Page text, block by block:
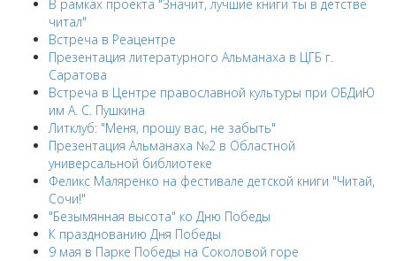
В рамках проекта "Значит, лучшие книги ты в детстве
читал"
Встреча в Реацентре
Презентация литературного Альманаха в ЦГБ г.
Саратова
Встреча в Центре православной культуры при ОБДиЮ
им А. С. Пушкина
Литклуб: "Меня, прошу вас, не забыть"
Презентация Альманаха №2 в Областной
универсальной библиотеке
Феликс Маляренко на фестивале детской книги "Читай,
Сочи!"
"Безымянная высота" ко Дню Победы
К празднованию Дня Победы
9 мая в Парке Победы на Соколовой горе